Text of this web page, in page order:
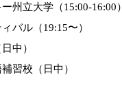
州立大学（15:00-16:00）
バル（19:15〜）
中）
習校（日中）